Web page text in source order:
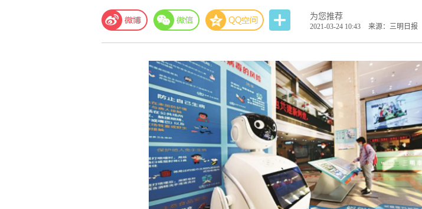
为您推荐
2021-03-24 10:43 来源：三明日报